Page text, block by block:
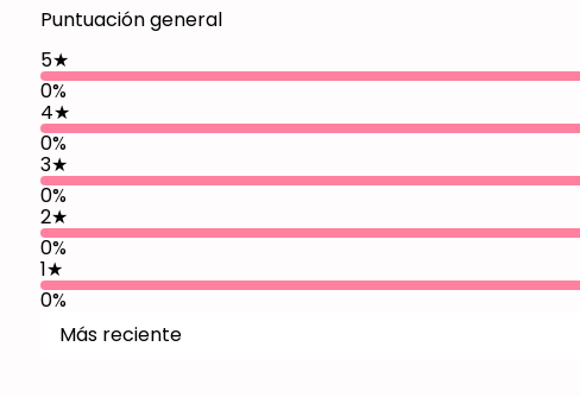
Puntuación general
5★
0%
4★
0%
3★
0%
2★
0%
1★
0%
Más reciente